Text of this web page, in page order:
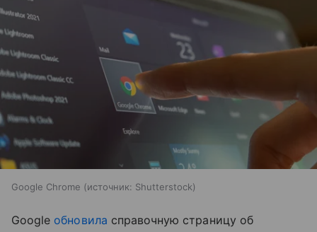
Google Chrome источник: Shutterstock
Google обновила справочную страницу об